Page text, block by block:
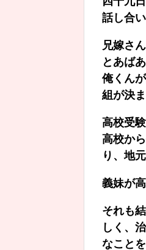
話し合
兄嫁さ
とあば
俺くん
組が決
高校受
高校か
り、地
義妹が
それも
しく、
なこと